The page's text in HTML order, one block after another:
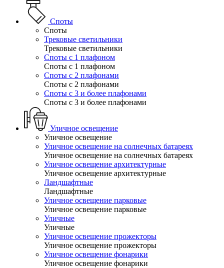
Споты
Споты
Трековые светильники
Трековые светильники
Споты с 1 плафоном
Споты с 1 плафоном
Споты с 2 плафонами
Споты с 2 плафонами
Споты с 3 и более плафонами
Споты с 3 и более плафонами
Уличное освещение
Уличное освещение
Уличное освещение на солнечных батареях
Уличное освещение на солнечных батареях
Уличное освещение архитектурные
Уличное освещение архитектурные
Ландшафтные
Ландшафтные
Уличное освещение парковые
Уличное освещение парковые
Уличные
Уличные
Уличное освещение прожекторы
Уличное освещение прожекторы
Уличное освещение фонарики
Уличное освещение фонарики